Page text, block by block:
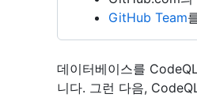
GitHub Team
데이터베이스를
니다. 그런 다음,